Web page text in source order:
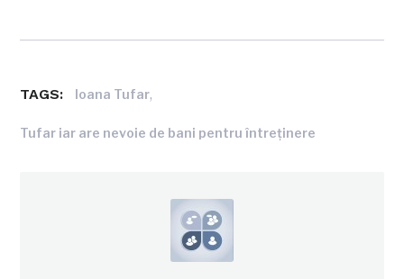
TAGS: Ioana Tufar,
Tufar iar are nevoie de bani pentru întreţinere